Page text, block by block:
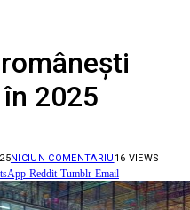
2025
NICIUN COMENTARIU 16 VIEWS
Reddit Tumblr Email